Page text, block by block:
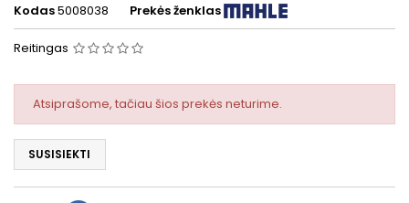
Kodas5008038 Prekės ženklas
Reitingas
Atsiprašome, tačiau šios prekės neturime.
SUSISIEKTI